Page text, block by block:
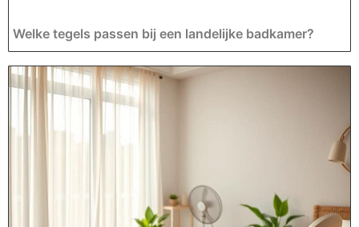
Welke tegels passen bij een landelijke badkamer?